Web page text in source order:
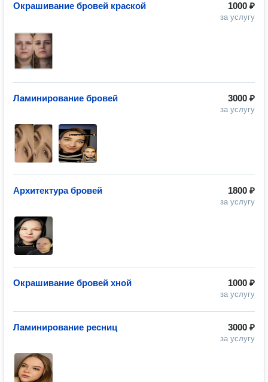
1000 ₽
за услугу
Окрашивание бровей краской
3000 ₽
за услугу
Ламинирование бровей
1800 ₽
за услугу
Архитектура бровей
1000 ₽
за услугу
Окрашивание бровей хной
3000 ₽
за услугу
Ламинирование ресниц